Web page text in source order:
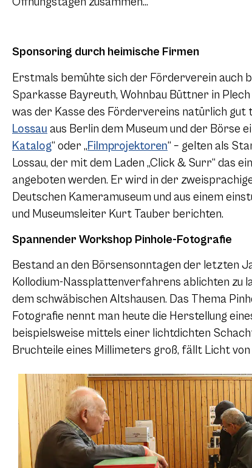
Sponsoring durch heimische Firmen
Erstmals bemühte sich der Förderverein auch
Sparkasse Bayreuth, Wohnbau Büttner in
was der Kasse des Fördervereins natürlich
Lossau aus Berlin dem Museum und der Börse
Katalog“ oder „Filmprojektoren“ – gelten als
Lossau, der mit dem Laden „Click & Surr“ das
angeboten werden. Er wird in der
Deutschen Kameramuseum und aus einem
und Museumsleiter Kurt Tauber berichten.
Spannender Workshop Pinhole-Fotografie
Bestand an den Börsensonntagen der letzten
Kollodium-Nassplattenverfahrens ablichten zu
dem schwäbischen Altshausen. Das Thema
Fotografie nennt man heute die Herstellung
beispielsweise mittels einer lichtdichten
Bruchteile eines Millimeters groß, fällt Licht